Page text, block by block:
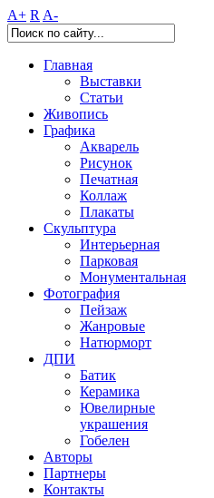
A+ R A-
Главная
Выставки
Статьи
Живопись
Графика
Акварель
Рисунок
Печатная
Коллаж
Плакаты
Скульптура
Интерьерная
Парковая
Монументальная
Фотография
Пейзаж
Жанровые
Натюрморт
ДПИ
Батик
Керамика
Ювелирные
украшения
Гобелен
Авторы
Партнеры
Контакты